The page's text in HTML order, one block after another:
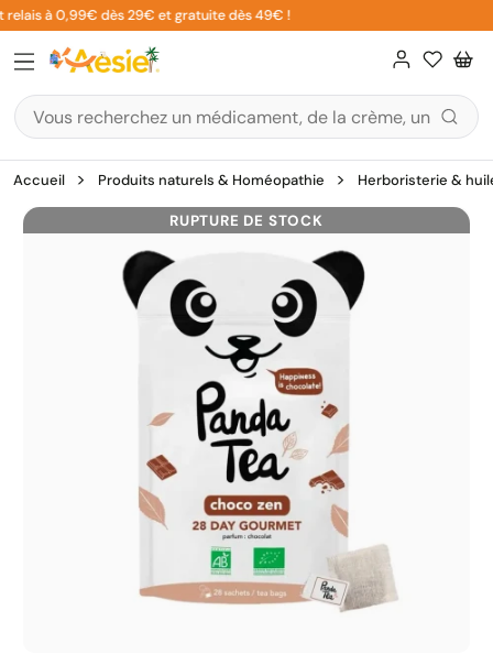
Aller
au
contenu
à 0,99€ dès 29€ et gratuite dès 49€ !
Accueil Produits naturels & Homéopathie Herboristerie &
RUPTURE DE STOCK